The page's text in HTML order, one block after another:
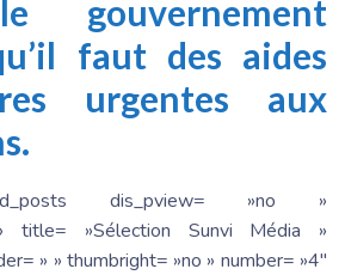
gouvernement
faut des aides
urgentes aux
dis_pview= »no »
title= »Sélection Sunvi Média »
» » thumbright= »no » number= »4″